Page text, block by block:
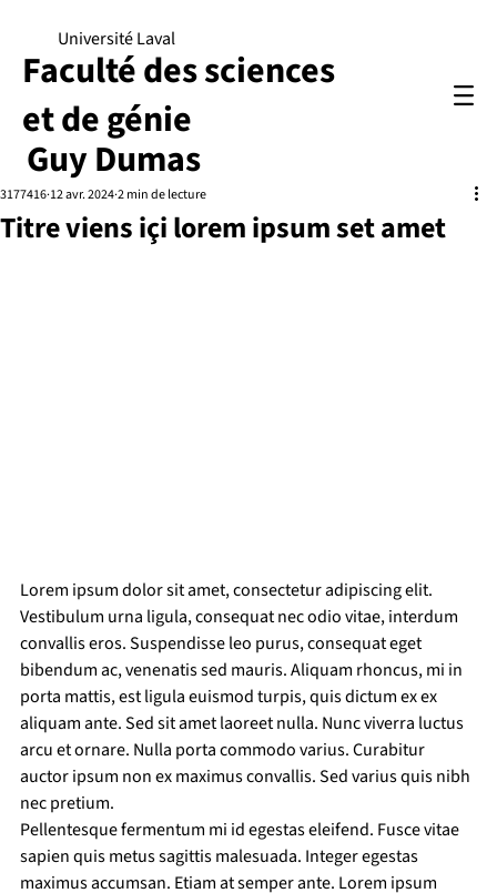
Guy Dumas
Université Laval
Faculté des sciences
et de génie
Titre viens içi lorem ipsum set amet
3177416 12 avr. 20242 min de lecture
Lorem ipsum dolor sit amet, consectetur adipiscing elit.
Vestibulum urna ligula, consequat nec odio vitae, interdum
convallis eros. Suspendisse leo purus, consequat eget
bibendum ac, venenatis sed mauris. Aliquam rhoncus, mi in
porta mattis, est ligula euismod turpis, quis dictum ex ex
aliquam ante. Sed sit amet laoreet nulla. Nunc viverra luctus
arcu et ornare. Nulla porta commodo varius. Curabitur
auctor ipsum non ex maximus convallis. Sed varius quis nibh
nec pretium.
Pellentesque fermentum mi id egestas eleifend. Fusce vitae
sapien quis metus sagittis malesuada. Integer egestas
maximus accumsan. Etiam at semper ante. Lorem ipsum